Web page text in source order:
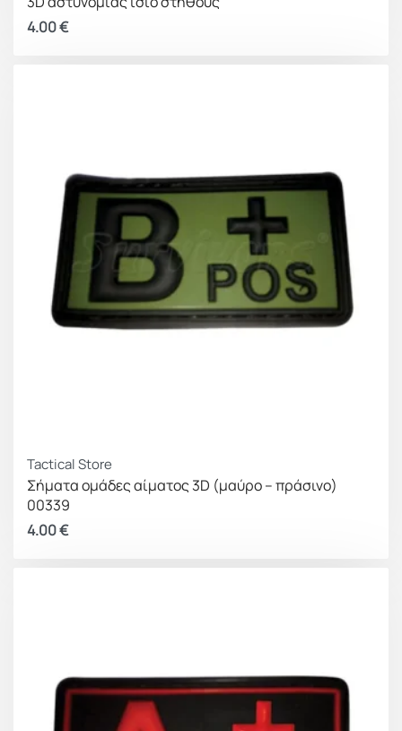
4.00€
Tactical Store
Σήματα ομάδες αίματος 3D (μαύρο – πράσινο)
00339
4.00€